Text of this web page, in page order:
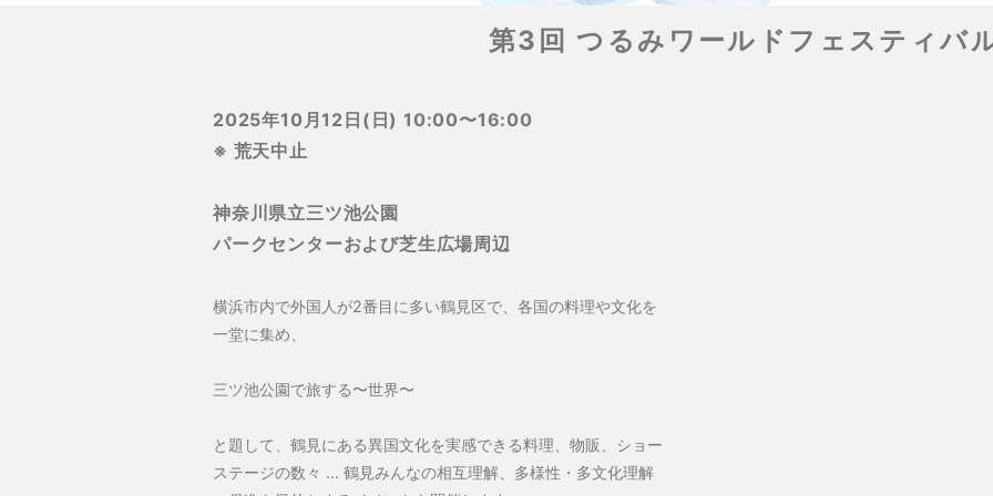
第3回 つるみワールドフェスティバ
2025年10月12日(日) 10:00〜16:00
※ 荒天中止
神奈川県立三ツ池公園
パークセンターおよび芝生広場周辺
横浜市内で外国人が2番目に多い鶴見区で、各国の料理や文化を
一堂に集め、
三ツ池公園で旅する〜世界〜
と題して、鶴見にある異国文化を実感できる料理、物販、ショー
ステージの数々 ... 鶴見みんなの相互理解、多様性・多文化理解